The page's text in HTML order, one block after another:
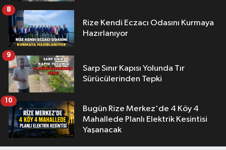
Rize Kendi Eczacı Odasını Kurmaya
Hazırlanıyor
8
Sarp Sınır Kapısı Yolunda Tır
Sürücülerinden Tepki
9
Bugün Rize Merkez'de 4 Köy 4
Mahallede Planlı Elektrik Kesintisi
Yaşanacak
10